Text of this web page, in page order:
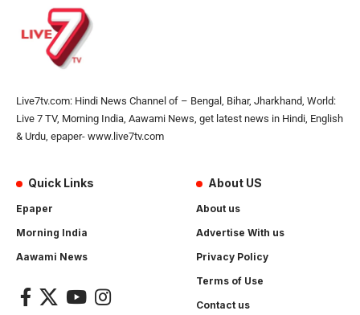
Live7tv.com: Hindi News Channel of – Bengal, Bihar, Jharkhand, World:
Live 7 TV, Morning India, Aawami News, get latest news in Hindi, English
& Urdu, epaper- www.live7tv.com
Quick Links
Epaper
Morning India
Aawami News
About US
About us
Advertise With us
Privacy Policy
Terms of Use
Contact us